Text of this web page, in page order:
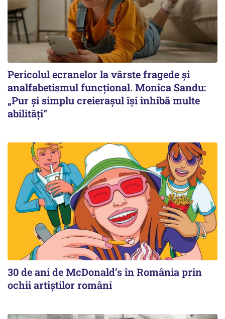
Pericolul ecranelor la vârste fragede și
analfabetismul funcțional. Monica Sandu:
„Pur și simplu creierașul își inhibă multe
abilități”
30 de ani de McDonald’s în România prin
ochii artiștilor români